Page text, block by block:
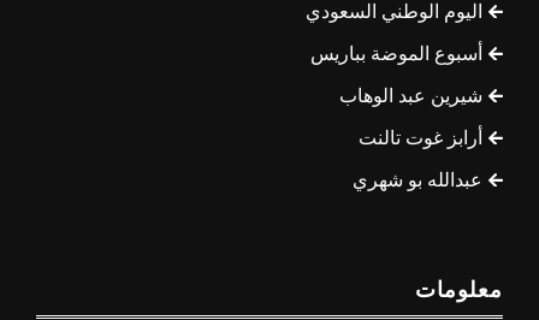
اليوم الوطني السعودي
أسبوع الموضة بباريس
شيرين عبد الوهاب
أرابز غوت تالنت
عبدالله بو شهري
معلومات